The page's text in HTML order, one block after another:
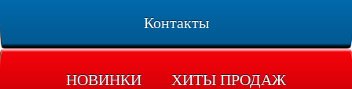
Контакты
НОВИНКИ ХИТЫ ПРОДАЖ